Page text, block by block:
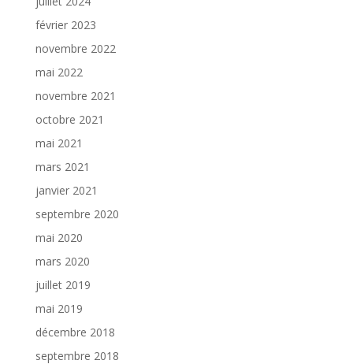
février 2023
novembre 2022
mai 2022
novembre 2021
octobre 2021
mai 2021
mars 2021
janvier 2021
septembre 2020
mai 2020
mars 2020
juillet 2019
mai 2019
décembre 2018
septembre 2018